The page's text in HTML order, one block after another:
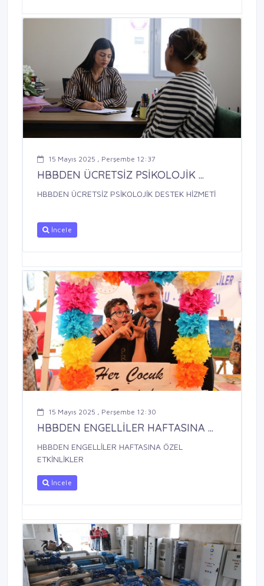
15 Mayıs 2025 , Perşembe 12:37
HBBDEN ÜCRETSİZ PSİKOLOJİK ...
HBBDEN ÜCRETSİZ PSİKOLOJİK DESTEK HİZMETİ
İncele
15 Mayıs 2025 , Perşembe 12:30
HBBDEN ENGELLİLER HAFTASINA ...
HBBDEN ENGELLİLER HAFTASINA ÖZEL
ETKİNLİKLER
İncele